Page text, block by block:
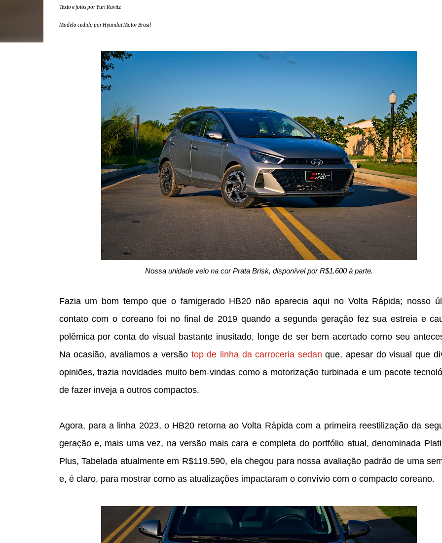
Texto e fotos por Yuri Ravitz
Modelo cedido por Hyundai Motor Brasil
Nossa unidade veio na cor Prata Brisk, disponível por R$1.600 à parte.
Fazia um bom tempo que o famigerado HB20 não aparecia aqui no Volta Rápida; nosso
contato com o coreano foi no final de 2019 quando a segunda geração fez sua estreia e
polêmica por conta do visual bastante inusitado, longe de ser bem acertado como seu
Na ocasião, avaliamos a versão top de linha da carroceria sedan que, apesar do visual que
opiniões, trazia novidades muito bem-vindas como a motorização turbinada e um pacote
de fazer inveja a outros compactos.
Agora, para a linha 2023, o HB20 retorna ao Volta Rápida com a primeira reestilização da
geração e, mais uma vez, na versão mais cara e completa do portfólio atual, denominada
Plus, Tabelada atualmente em R$119.590, ela chegou para nossa avaliação padrão de uma
e, é claro, para mostrar como as atualizações impactaram o convívio com o compacto coreano.